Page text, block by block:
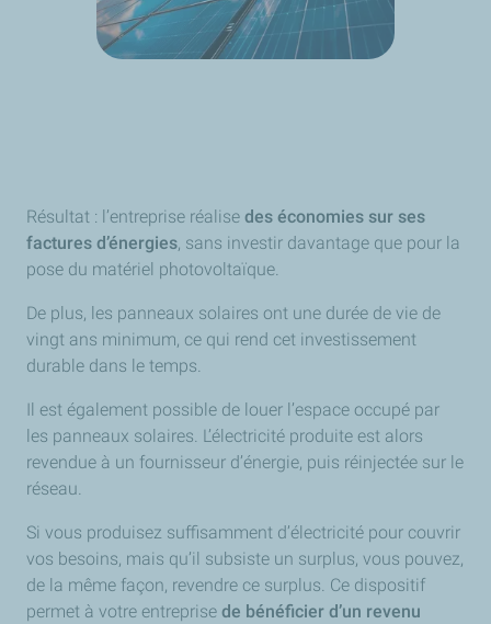
Résultat : l’entreprise réalise des économies sur ses
factures d’énergies, sans investir davantage que pour la
pose du matériel photovoltaïque.
De plus, les panneaux solaires ont une durée de vie de
vingt ans minimum, ce qui rend cet investissement
durable dans le temps.
Il est également possible de louer l’espace occupé par
les panneaux solaires. L’électricité produite est alors
revendue à un fournisseur d’énergie, puis réinjectée sur le
réseau.
Si vous produisez suffisamment d’électricité pour couvrir
vos besoins, mais qu’il subsiste un surplus, vous pouvez,
de la même façon, revendre ce surplus. Ce dispositif
permet à votre entreprise de bénéficier d’un revenu